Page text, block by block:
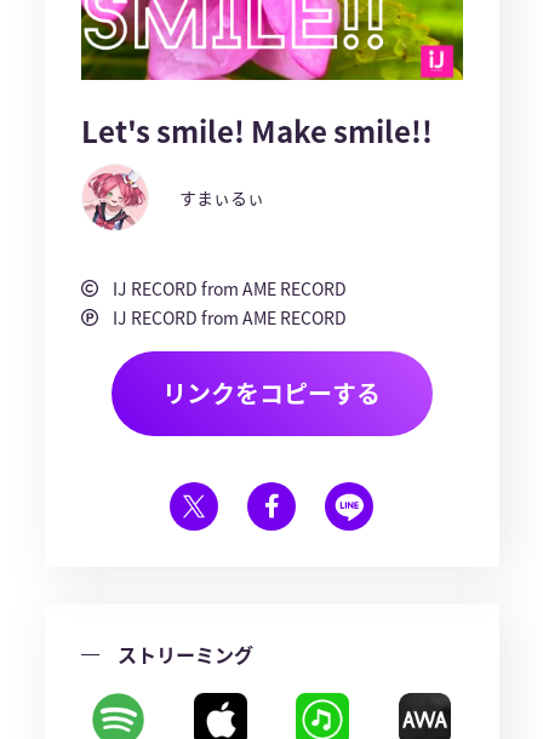
Let's smile! Make smile!!
すまぃるぃ
IJ RECORD from AME RECORD
IJ RECORD from AME RECORD
リンクをコピーする
ストリーミング